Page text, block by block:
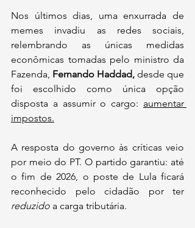
Nos últimos dias, uma enxurrada de
memes invadiu as redes sociais,
relembrando as únicas medidas
econômicas tomadas pelo ministro da
Fazenda, Fernando Haddad, desde que
foi escolhido como única opção
disposta a assumir o cargo: aumentar
impostos.
A resposta do governo às críticas veio
por meio do PT. O partido garantiu: até
o fim de 2026, o poste de Lula ficará
reduzido a carga tributária.